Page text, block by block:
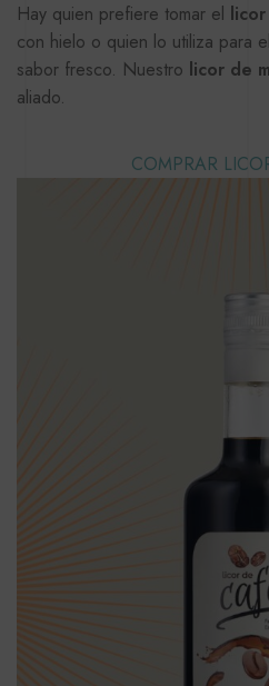
Hay quien prefiere tomar el
con hielo o quien lo utiliza para
sabor fresco. Nuestro licor de
aliado.
COMPRAR